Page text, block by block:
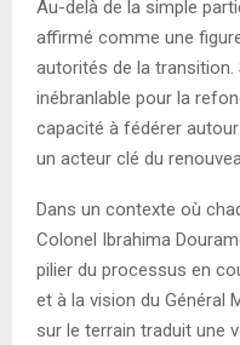
Au-delà de la simple
affirmé comme une
autorités de la transition.
inébranlable pour la
capacité à fédérer
un acteur clé du
Dans un contexte où
Colonel Ibrahima
pilier du processus en
et à la vision du Général
sur le terrain traduit une